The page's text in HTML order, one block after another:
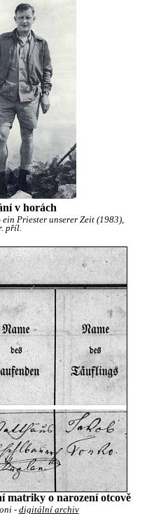
v horách
Priester unserer Zeit (1983),
příl.
matriky o narození otcově
- digitální archiv